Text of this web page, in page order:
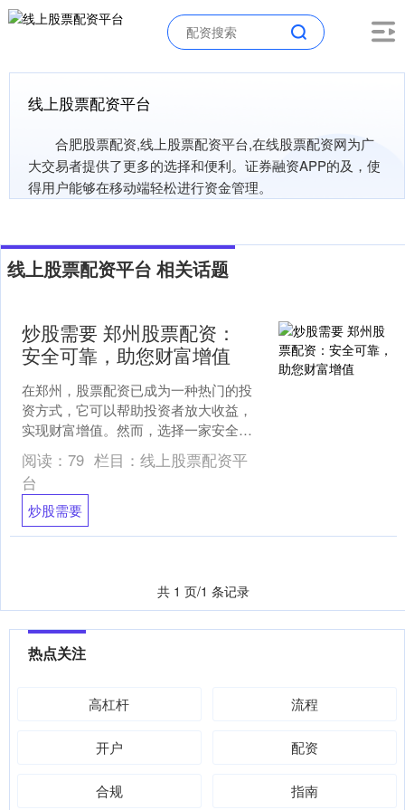
线上股票配资平台
合肥股票配资,线上股票配资平台,在线股票配资网为广
大交易者提供了更多的选择和便利。证券融资APP的及，使
得用户能够在移动端轻松进行资金管理。
线上股票配资平台 相关话题
炒股需要 郑州股票配资：
安全可靠，助您财富增值
在郑州，股票配资已成为一种热门的投
资方式，它可以帮助投资者放大收益，
实现财富增值。然而，选择一家安全可
靠的配资公司至关重要。 无息股票配资
通常由券商或第三方平台....
阅读： 79 栏目： 线上股票配资平
台
炒股需要
共 1 页/1 条记录
热点关注
高杠杆 流程
开户 配资
合规 指南